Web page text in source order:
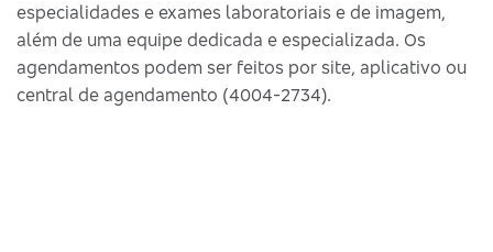
especialidades e exames laboratoriais e de imagem,
além de uma equipe dedicada e especializada. Os
agendamentos podem ser feitos por site, aplicativo ou
central de agendamento (4004-2734).